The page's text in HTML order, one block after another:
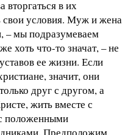
вторгаться в их
условия. Муж и жена
– мы подразумеваем
хоть что-то значат, – не
ее жизни. Если
значит, они
друг с другом, а
жить вместе с
положенными
Предположим,